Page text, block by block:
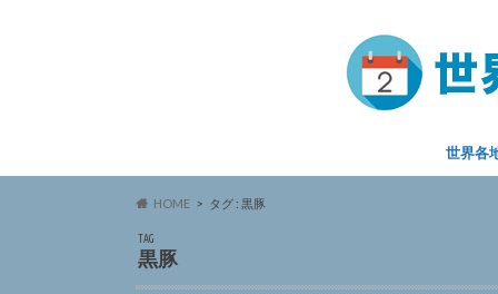
世界各
HOME タグ : 黒豚
TAG
黒豚